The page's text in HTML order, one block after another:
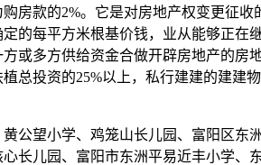
房款的2%。它是对房地产权变更征
的每平方米根基价钱，业从能够正在
或多方供给资金合做开辟房地产的房
总投资的25%以上，私行建建的建建
望小学、鸡笼山长儿园、富阳区东洲
长儿园、富阳市东洲平易近丰小学、